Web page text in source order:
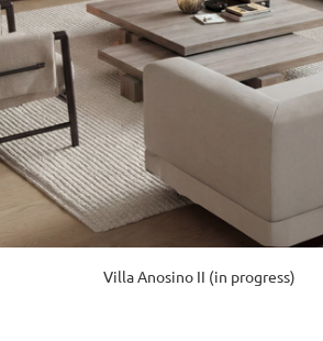
Villa Anosino II (in progress)